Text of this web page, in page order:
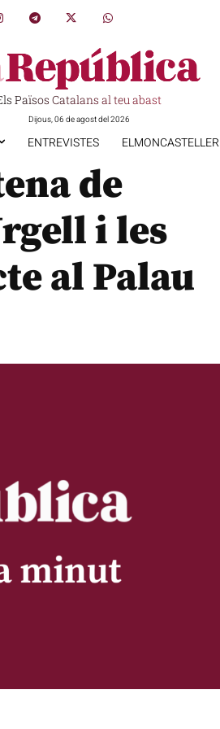
Països Catalans al teu abast
Dijous, 06 de agost del 2026
ENTREVISTES ELMONCASTELLER
de
i les
al Palau